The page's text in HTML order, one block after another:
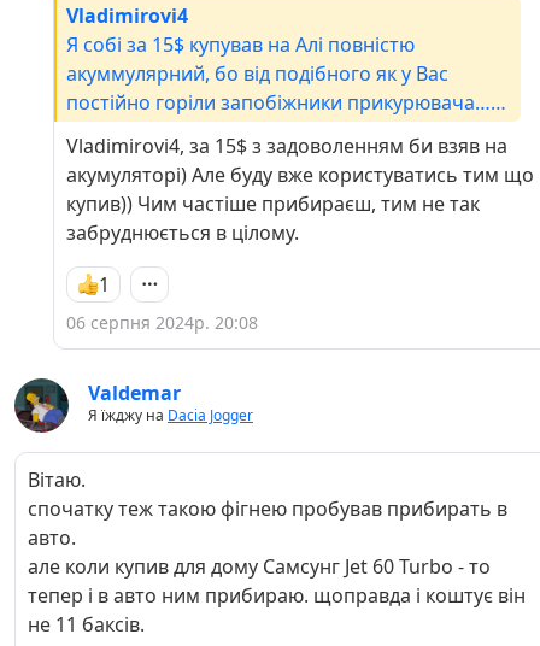
Vladimirovi4
Я собі за 15$ купував на Алі повністю
акуммулярний, бо від подібного як у Вас
постійно горіли запобіжники прикурювача…
Вже 5 років користуюсь акумуляторним,
заряду вистачає на 2 прибирання в автомобілі.
Доволі зручна річ, навіть вдома інколи
виручає, коли потрібно щось невелике
прибрати, а здоровий пилосос впадло
діставати)
Vladimirovi4, за 15$ з задоволенням би взяв на
акумуляторі) Але буду вже користуватись тим що
купив)) Чим частіше прибираєш, тим не так
забруднюється в цілому.
1
06 серпня 2024р. 20:08
Valdemar
Я їжджу на Dacia Jogger
Вітаю.
спочатку теж такою фігнею пробував прибирать в
авто.
але коли купив для дому Самсунг Jet 60 Turbo - то
тепер і в авто ним прибираю. щоправда і коштує він
не 11 баксів.